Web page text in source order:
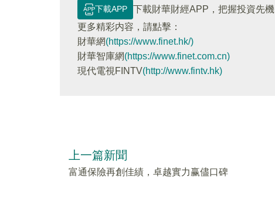
下載APP
下載財華財經APP，把握投資先機
更多精彩内容，請點擊：
財華網(https://www.finet.hk/)
財華智庫網(https://www.finet.com.cn)
現代電視FINTV(http://www.fintv.hk)
上一篇新聞
富通保險再創佳績，卓越實力赢儘口碑